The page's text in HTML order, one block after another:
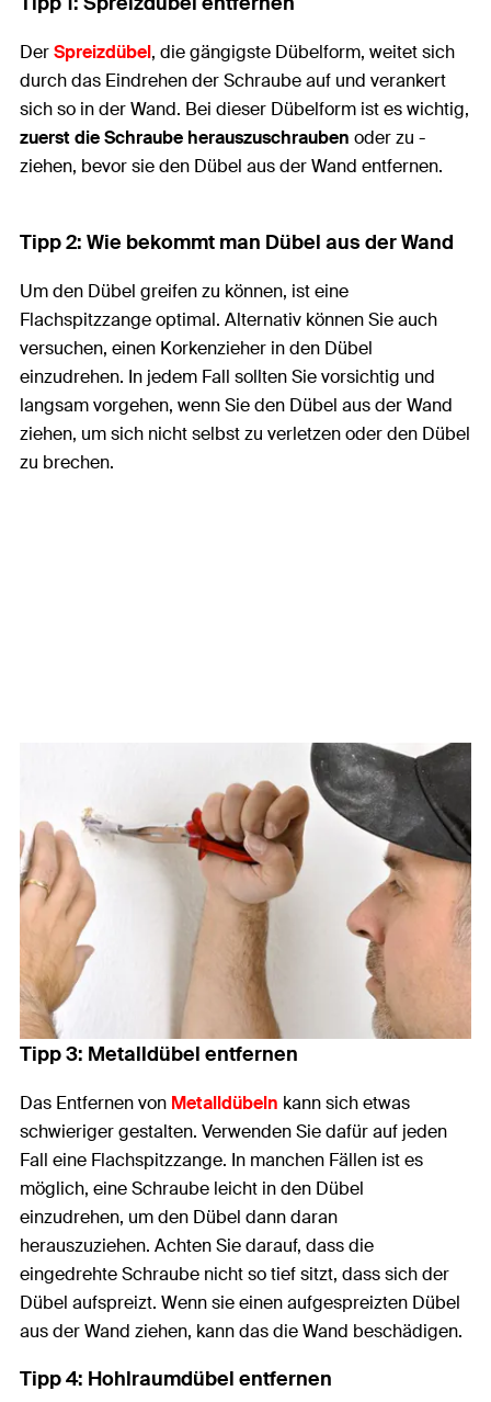
DerSpreizdübel, die gängigste Dübelform, weitet sich
durch das Eindrehen der Schraube auf und verankert
sich so in der Wand. Bei dieser Dübelform ist es wichtig,
zuerst die Schraube herauszuschrauben oder zu -
ziehen, bevor sie den Dübel aus der Wand entfernen.
Tipp 2: Wie bekommt man Dübel aus der Wand
Um den Dübel greifen zu können, ist eine
Flachspitzzange optimal. Alternativ können Sie auch
versuchen, einen Korkenzieher in den Dübel
einzudrehen. In jedem Fall sollten Sie vorsichtig und
langsam vorgehen, wenn Sie den Dübel aus der Wand
ziehen, um sich nicht selbst zu verletzen oder den Dübel
zu brechen.
Tipp 3: Metalldübel entfernen
Das Entfernen von Metalldübeln kann sich etwas
schwieriger gestalten. Verwenden Sie dafür auf jeden
Fall eine Flachspitzzange. In manchen Fällen ist es
möglich, eine Schraube leicht in den Dübel
einzudrehen, um den Dübel dann daran
herauszuziehen. Achten Sie darauf, dass die
eingedrehte Schraube nicht so tief sitzt, dass sich der
Dübel aufspreizt. Wenn sie einen aufgespreizten Dübel
aus der Wand ziehen, kann das die Wand beschädigen.
Tipp 4: Hohlraumdübel entfernen